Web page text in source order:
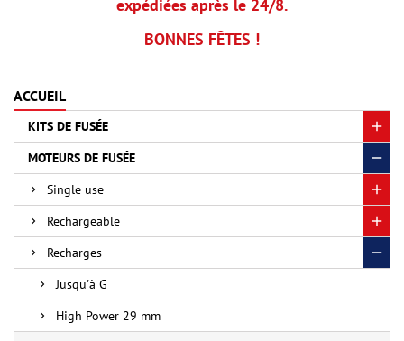
expédiées après le 24/8.
BONNES FÊTES !
ACCUEIL
KITS DE FUSÉE
MOTEURS DE FUSÉE
Single use
Rechargeable
Recharges
Jusqu'à G
High Power 29 mm